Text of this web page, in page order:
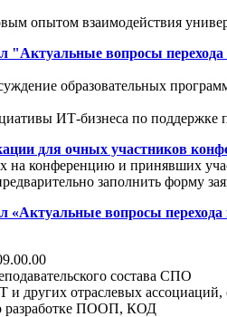
опытом взаимодействия
"Актуальные вопросы
образовательных
ИТ-бизнеса по
для очных участников
на конференцию и принявших
заполнить форму
«Актуальные вопросы
состава СПО
других отраслевых ассоциаций,
разработке ПООП, КОД